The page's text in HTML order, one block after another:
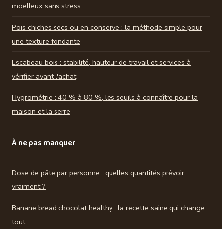
moelleux sans stress
Pois chiches secs ou en conserve : la méthode simple pour
une texture fondante
Escabeau bois : stabilité, hauteur de travail et services à
vérifier avant l'achat
Hygrométrie : 40 % à 80 %, les seuils à connaître pour la
maison et la serre
À ne pas manquer
Dose de pâte par personne : quelles quantités prévoir
vraiment ?
Banane bread chocolat healthy : la recette saine qui change
tout